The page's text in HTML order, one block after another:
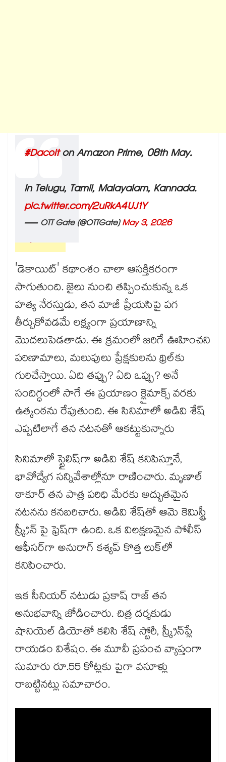
#Dacoiton Amazon Prime, 08th May.
In Telugu, Tamil, Malayalam, Kannada.
pic.twitter.com/2uRkA4UJ1Y
— OTT Gate (@OTTGate)May 3, 2026
కథాంశం..
'డెకాయిట్' కథాంశం చాలా ఆసక్తికరంగా
సాగుతుంది. జైలు నుంచి తప్పించుకున్న ఒక
హత్య నేరస్తుడు, తన మాజీ ప్రేయసిపై పగ
తీర్చుకోవడమే లక్ష్యంగా ప్రయాణాన్ని
మొదలుపెడతాడు. ఈ క్రమంలో జరిగే ఊహించని
పరిణామాలు, మలుపులు ప్రేక్షకులను థ్రిల్‌కు
గురిచేస్తాయి. ఏది తప్పు? ఏది ఒప్పు? అనే
సందిగ్ధంలో సాగే ఈ ప్రయాణం క్లైమాక్స్ వరకు
ఉత్కంఠను రేపుతుంది. ఈ సినిమాలో అడివి శేష్
ఎప్పటిలాగే తన నటనతో ఆకట్టుకున్నారు
సినిమాలో స్టైలిష్‌గా అడివి శేష్ కనిపిస్తూనే,
భావోద్వేగ సన్నివేశాల్లోనూ రాణించారు. మృణాల్
ఠాకూర్ తన పాత్ర పరిధి మేరకు అద్భుతమైన
నటనను కనబరిచారు. అడివి శేష్‌తో ఆమె కెమిస్ట్రీ
స్క్రీన్ పై ఫ్రెష్‌గా ఉంది. ఒక విలక్షణమైన పోలీస్
ఆఫీసర్‌గా అనురాగ్ కశ్యప్ కొత్త లుక్‌లో
కనిపించారు.
ఇక సీనియర్ నటుడు ప్రకాష్ రాజ్ తన
అనుభవాన్ని జోడించారు. చిత్ర దర్శకుడు
షానియెల్‌ డియోతో కలిసి శేష్‌ స్టోరీ, స్క్రీన్‌ప్లే
రాయడం విశేషం. ఈ మూవీ ప్రపంచ వ్యాప్తంగా
సుమారు రూ.55 కోట్లకు పైగా వసూళ్లు
రాబట్టినట్లు సమాచారం.